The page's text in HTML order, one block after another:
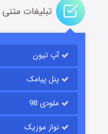
قسمت۶
تبلیغات متنی
آپ تیون
پنل پیامک
ملودی 98
نواز موزیک